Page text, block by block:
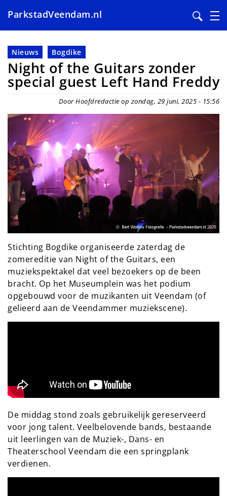
en
naar
de
inhoud
ParkstadVeendam.nl
Nieuws Bogdike
Night of the Guitars zonder
special guest Left Hand Freddy
Door Hoofdredactie op zondag, 29 juni, 2025 - 15:56
Stichting Bogdike organiseerde zaterdag de
zomereditie van Night of the Guitars, een
muziekspektakel dat veel bezoekers op de been
bracht. Op het Museumplein was het podium
opgebouwd voor de muzikanten uit Veendam (of
gelieerd aan de Veendammer muziekscene).
De middag stond zoals gebruikelijk gereserveerd
voor jong talent. Veelbelovende bands, bestaande
uit leerlingen van de Muziek-, Dans- en
Theaterschool Veendam die een springplank
verdienen.